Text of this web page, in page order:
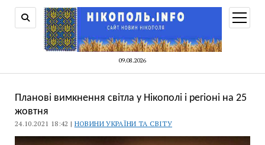
09.08.2026
меню
Планові вимкнення світла у Нікополі і регіоні на 25
жовтня
24.10.2021 18:42 | НОВИНИ УКРАЇНИ ТА СВІТУ